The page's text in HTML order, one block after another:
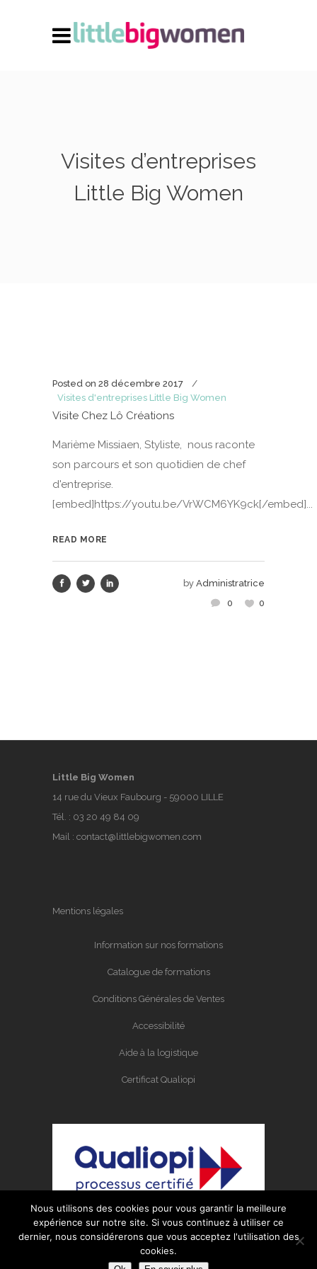
Visites d’entreprises
Little Big Women
Posted on 28 décembre 2017
Visites d'entreprises Little Big Women
Visite Chez Lô Créations
Marième Missiaen, Styliste, nous raconte
son parcours et son quotidien de chef
d'entreprise.
[embed]https://youtu.be/VrWCM6YK9ck[/embed]...
READ MORE
by Administratrice
0
0
Little Big Women
14 rue du Vieux Faubourg - 59000 LILLE
Tél. : 03 20 49 84 09
Mail : contact@littlebigwomen.com
Mentions légales
Information sur nos formations
Catalogue de formations
Conditions Générales de Ventes
Accessibilité
Aide à la logistique
Certificat Qualiopi
Organisme certifié Qualiopi au titres des
Nous utilisons des cookies pour vous garantir la meilleure
expérience sur notre site. Si vous continuez à utiliser ce
dernier, nous considérerons que vous acceptez l'utilisation des
cookies.